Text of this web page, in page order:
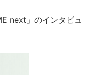
next」のインタビュ